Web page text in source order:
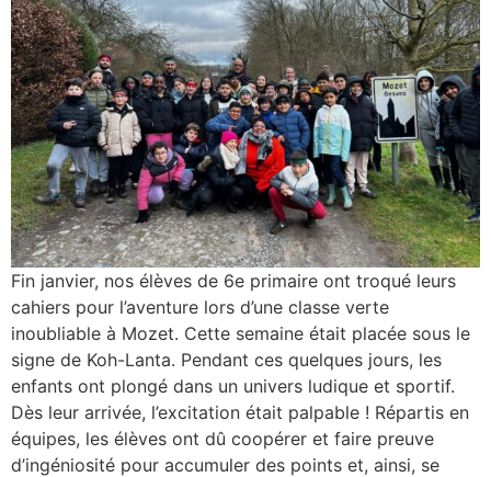
Fin janvier, nos élèves de 6e primaire ont troqué leurs
cahiers pour l’aventure lors d’une classe verte
inoubliable à Mozet. Cette semaine était placée sous le
signe de Koh-Lanta. Pendant ces quelques jours, les
enfants ont plongé dans un univers ludique et sportif.
Dès leur arrivée, l’excitation était palpable ! Répartis en
équipes, les élèves ont dû coopérer et faire preuve
d’ingéniosité pour accumuler des points et, ainsi, se